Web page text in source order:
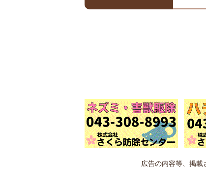
広告の内容等、掲載